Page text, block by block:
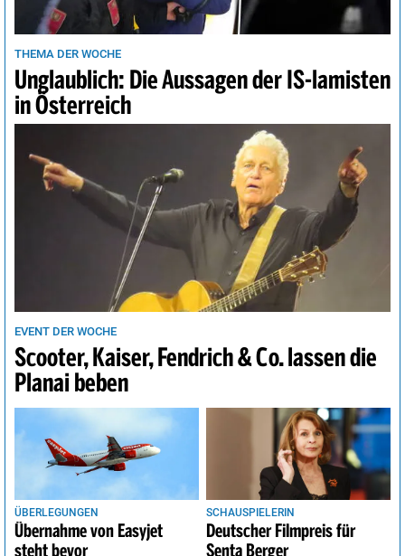
THEMA DER WOCHE
Unglaublich: Die Aussagen der IS-lamisten
in Österreich
EVENT DER WOCHE
Scooter, Kaiser, Fendrich & Co. lassen die
Planai beben
ÜBERLEGUNGEN
Übernahme von Easyjet
steht bevor
SCHAUSPIELERIN
Deutscher Filmpreis für
Senta Berger